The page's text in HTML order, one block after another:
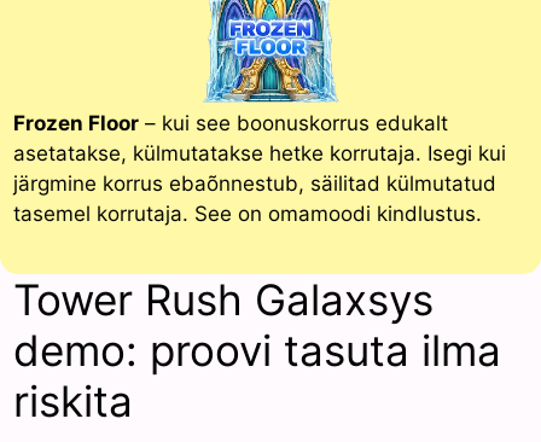
Frozen Floor– kui see boonuskorrus edukalt
asetatakse, külmutatakse hetke korrutaja. Isegi kui
järgmine korrus ebaõnnestub, säilitad külmutatud
tasemel korrutaja. See on omamoodi kindlustus.
Tower Rush Galaxsys
demo: proovi tasuta ilma
riskita